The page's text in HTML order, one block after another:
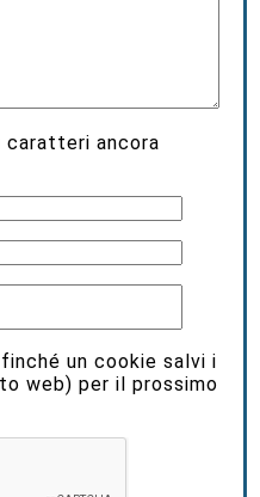
caratteri ancora
un cookie salvi i
web) per il prossimo